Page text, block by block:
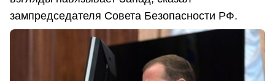
зампредседателя Совета Безопасности РФ.